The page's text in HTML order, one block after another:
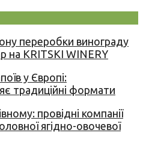
переробки винограду
на KRITSKI WINERY
у Європі:
традиційні формати
провідні компанії
ягідно-овочевої